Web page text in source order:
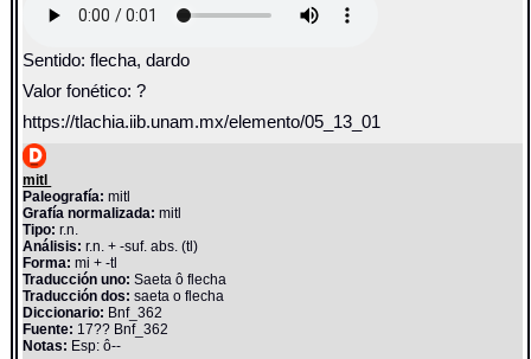
Sentido: flecha, dardo
Valor fonético: ?
https://tlachia.iib.unam.mx/elemento/05_13_01
mitl
Paleografía: mitl
Grafía normalizada: mitl
Tipo: r.n.
Análisis: r.n. + -suf. abs. (tl)
Forma: mi + -tl
Traducción uno: Saeta ô flecha
Traducción dos: saeta o flecha
Diccionario: Bnf_362
Fuente: 17?? Bnf_362
Notas: Esp: ô--